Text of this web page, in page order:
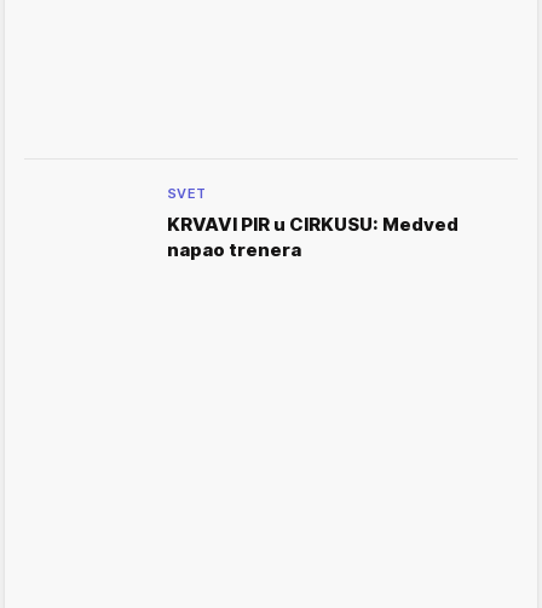
SVET
KRVAVI PIR u CIRKUSU: Medved
napao trenera